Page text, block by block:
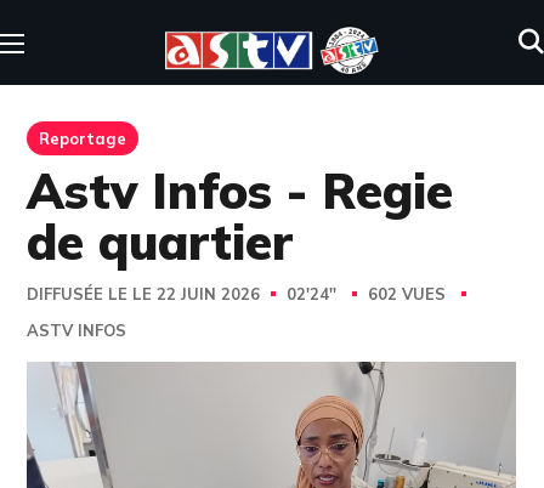
Reportage
Astv Infos - Regie
de quartier
DIFFUSÉE LE LE 22 JUIN 2026 02'24''
602 VUES
ASTV INFOS